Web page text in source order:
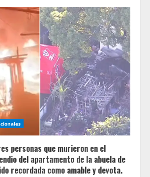
personas que murieron en el
del apartamento de la abuela de
recordada como amable y devota.